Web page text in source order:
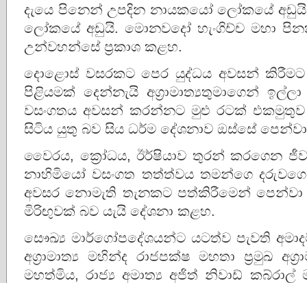
දැයෙ පිනෙන් උපදින නායකයෝ ලෝකයේ
ලෝකයේ අඩුයි. මොනවදෝ හැංගිච්ච මහා
උන්වහන්සේ ප්‍රකාශ කළහ.
දොළොස් වසරකට පෙර යුද්ධය අවසන් කිරීමට
පිළියමක් දෙන්නැයි අග්‍රාමාත්‍යතුමාගෙන්
වසංගතය අවසන් කරන්නට මුළු රටක්
සිටිය යුතු බව සිය ධර්ම දේශනාව ඔස්සේ
වෛරය, ක්‍රෝධය, ඊර්ෂියාව තුරන් කරගෙන
නාහිමියෝ වසංගත තත්ත්වය තමන්ගෙ
අවසර නොමැති තැනකට පත්කිරීමෙන්
මිරිඟුවක් බව යැයි දේශනා කළහ.
සෞඛ්‍ය මාර්ගෝපදේශයන්ට යටත්ව පැවති
අග්‍රාමාත්‍ය මහින්ද රාජපක්ෂ මහතා ප්‍රමුඛ
මහත්මිය, රාජ්‍ය අමාත්‍ය අජිත් නිවාඩ්